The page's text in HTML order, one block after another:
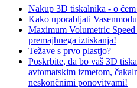
Nakup 3D tiskalnika - o
Kako uporabljati
Maximum Volumetric
premajhnega iztiskanja!
Težave s prvo plastjo?
Poskrbite, da bo vaš 3D
avtomatskim izmetom,
neskončnimi ponovitvami!